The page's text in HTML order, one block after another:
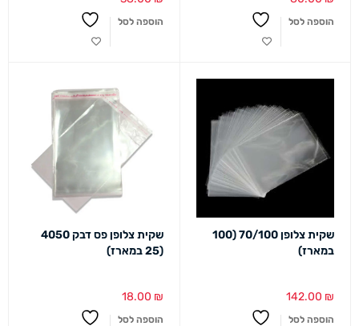
הוספה לסל הוספה לסל
שקית צלופן 70/100 (100
במארז)
142.00 ₪
הוספה לסל
שקית צלופן פס דבק 4050
(25 במארז)
18.00 ₪
הוספה לסל